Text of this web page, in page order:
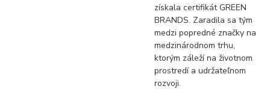
získala certifikát GREEN
BRANDS. Zaradila sa tým
medzi popredné značky na
medzinárodnom trhu,
ktorým záleží na životnom
prostredí a udržateľnom
rozvoji.